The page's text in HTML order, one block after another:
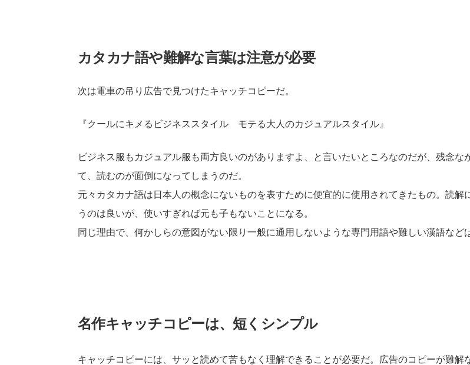
カタカナ語や難解な言葉は注意が必要
次は電車の吊り広告で見つけたキャッチコピーだ。
『クールにキメるビジネススタイル モテる大人のカジュアルスタイル』
ビジネス服もカジュアル服も両方良いのがありますよ、と言いたいところなのだが、残念
て、読むのが面倒になってしまうのだ。
元々カタカナ語は日本人の概念にないものを表すために便宜的に使用されてきたもの。読
うのは良いが、使いすぎれば元も子もないことになる。
同じ理由で、何かしらの意図がない限り一般に通用しないような専門用語や難しい漢語など
名作キャッチコピーは、短くシンプル
キャッチコピーには、サッと読めて苦もなく理解できることが必要だ。広告のコピーが難解